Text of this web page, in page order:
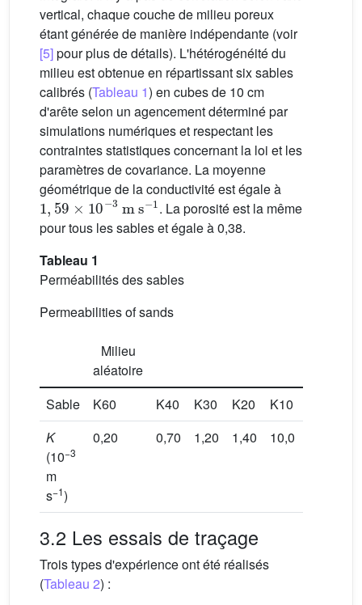
vertical, chaque couche de milieu poreux
étant générée de manière indépendante (voir
[5]pour plus de détails). L'hétérogénéité du
milieu est obtenue en répartissant six sables
calibrés (Tableau 1) en cubes de 10 cm
d'arête selon un agencement déterminé par
simulations numériques et respectant les
contraintes statistiques concernant la loi et les
paramètres de covariance. La moyenne
géométrique de la conductivité est égale à
1,59×10−3ms−1
. La porosité est la même
pour tous les sables et égale à 0,38.
Tableau 1
Perméabilités des sables
Permeabilities of sands
Milieu
aléatoire
Sable
K60 K40 K30 K20 K10
K
(10−3
m
s−1)
0,20 0,70 1,20 1,40 10,0
3.2 Les essais de traçage
Trois types d'expérience ont été réalisés
(Tableau 2) :